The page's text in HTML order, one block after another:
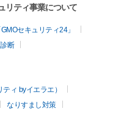
リティ事業について
セキュリティ24」
断
ィ byイエラエ）
なりすまし対策